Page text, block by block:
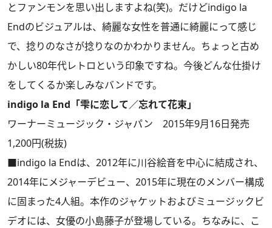
とファンモンを思い出しますよね(笑)。だけどindigo la
Endのビジュアルは、綺麗な女性を普通に綺麗にって感じ
で、捻りのなさが捻りなのかわかりません。ちょっと古め
かしい80年代レトロという印象ですね。今後どんな仕掛け
をしてくるか楽しみなバンドです。
indigo la End「雫に恋して／忘れて花束」
ワーナーミュージック・ジャパン 2015年9月16日発売
1,200円(税抜)
■indigo la Endは、2012年に川谷絵音を中心に結成され、
2014年にメジャーデビュー、2015年に現在のメンバー構成
に固まった4人組。本作のジャケットおよびミュージックビ
デオには、女優の小島藤子が登場している。ちなみに、こ